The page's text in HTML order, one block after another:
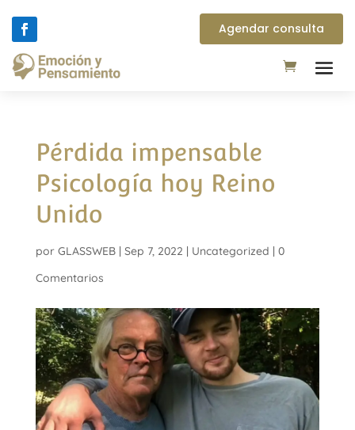
Agendar consulta
Pérdida impensable
Psicología hoy Reino
Unido
por GLASSWEB| Sep 7, 2022 | Uncategorized | 0
Comentarios